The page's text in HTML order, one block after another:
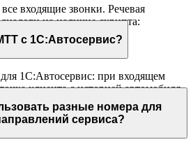
входящие звонки. Речевая
на наличие скрипта:
задачи, предложение
прощание.
с 1С:Автосервис?
1С:Автосервис: при входящем
клиента с историей автомобиля.
из ВАТС в 1С автоматически.
разные номера для
сервиса?